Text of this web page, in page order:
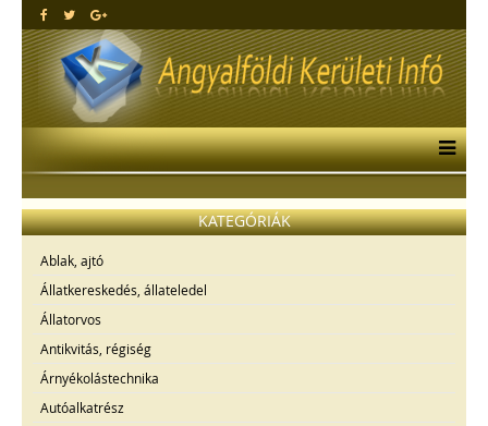
KATEGÓRIÁK
Ablak, ajtó
Állatkereskedés, állateledel
Állatorvos
Antikvitás, régiség
Árnyékolástechnika
Autóalkatrész